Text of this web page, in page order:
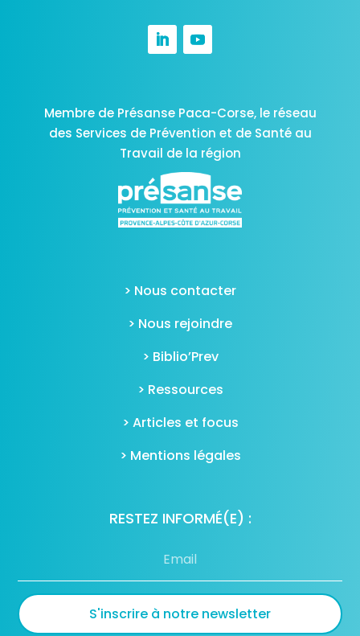
Membre de Présanse Paca-Corse, le réseau
des Services de Prévention et de Santé au
Travail de la région
> Nous contacter
> Nous rejoindre
> Biblio’Prev
> Ressources
> Articles et focus
> Mentions légales
RESTEZ INFORMÉ(E) :
S'inscrire à notre newsletter